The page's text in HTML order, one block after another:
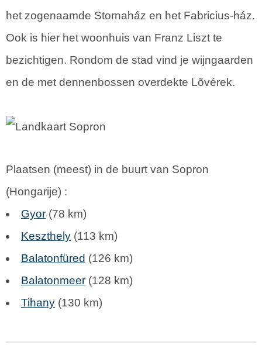
het zogenaamde Stornaház en het Fabricius-ház.
Ook is hier het woonhuis van Franz Liszt te
bezichtigen. Rondom de stad vind je wijngaarden
en de met dennenbossen overdekte Lõvérek.
Plaatsen (meest) in de buurt van Sopron
(Hongarije) :
Gyor (78 km)
Keszthely (113 km)
Balatonfüred (126 km)
Balatonmeer (128 km)
Tihany (130 km)